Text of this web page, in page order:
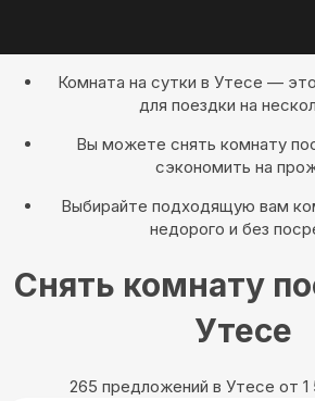
Комната на сутки в Утесе —
для поездки на
Вы можете снять комнату
сэкономить на
Выбирайте подходящую вам
недорого и без
Снять комнату
Утесе
265 предложений в Утесе oт 1